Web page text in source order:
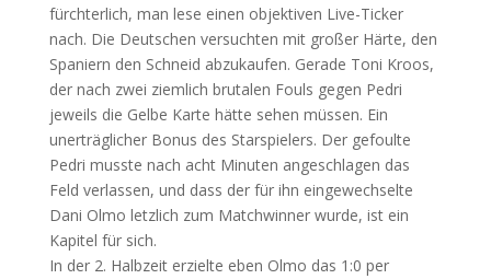
fürchterlich, man lese einen objektiven Live-Ticker
nach. Die Deutschen versuchten mit großer Härte, den
Spaniern den Schneid abzukaufen. Gerade Toni Kroos,
der nach zwei ziemlich brutalen Fouls gegen Pedri
jeweils die Gelbe Karte hätte sehen müssen. Ein
unerträglicher Bonus des Starspielers. Der gefoulte
Pedri musste nach acht Minuten angeschlagen das
Feld verlassen, und dass der für ihn eingewechselte
Dani Olmo letzlich zum Matchwinner wurde, ist ein
Kapitel für sich.
In der 2. Halbzeit erzielte eben Olmo das 1:0 per